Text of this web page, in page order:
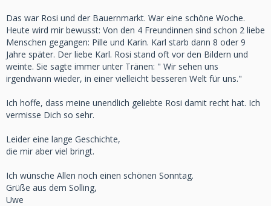
Das war Rosi und der Bauernmarkt. War eine schöne Woche.
Heute wird mir bewusst: Von den 4 Freundinnen sind schon 2 liebe
Menschen gegangen: Pille und Karin. Karl starb dann 8 oder 9
Jahre später. Der liebe Karl. Rosi stand oft vor den Bildern und
weinte. Sie sagte immer unter Tränen: " Wir sehen uns
irgendwann wieder, in einer vielleicht besseren Welt für uns."
Ich hoffe, dass meine unendlich geliebte Rosi damit recht hat. Ich
vermisse Dich so sehr.
Leider eine lange Geschichte,
die mir aber viel bringt.
Ich wünsche Allen noch einen schönen Sonntag.
Grüße aus dem Solling,
Uwe